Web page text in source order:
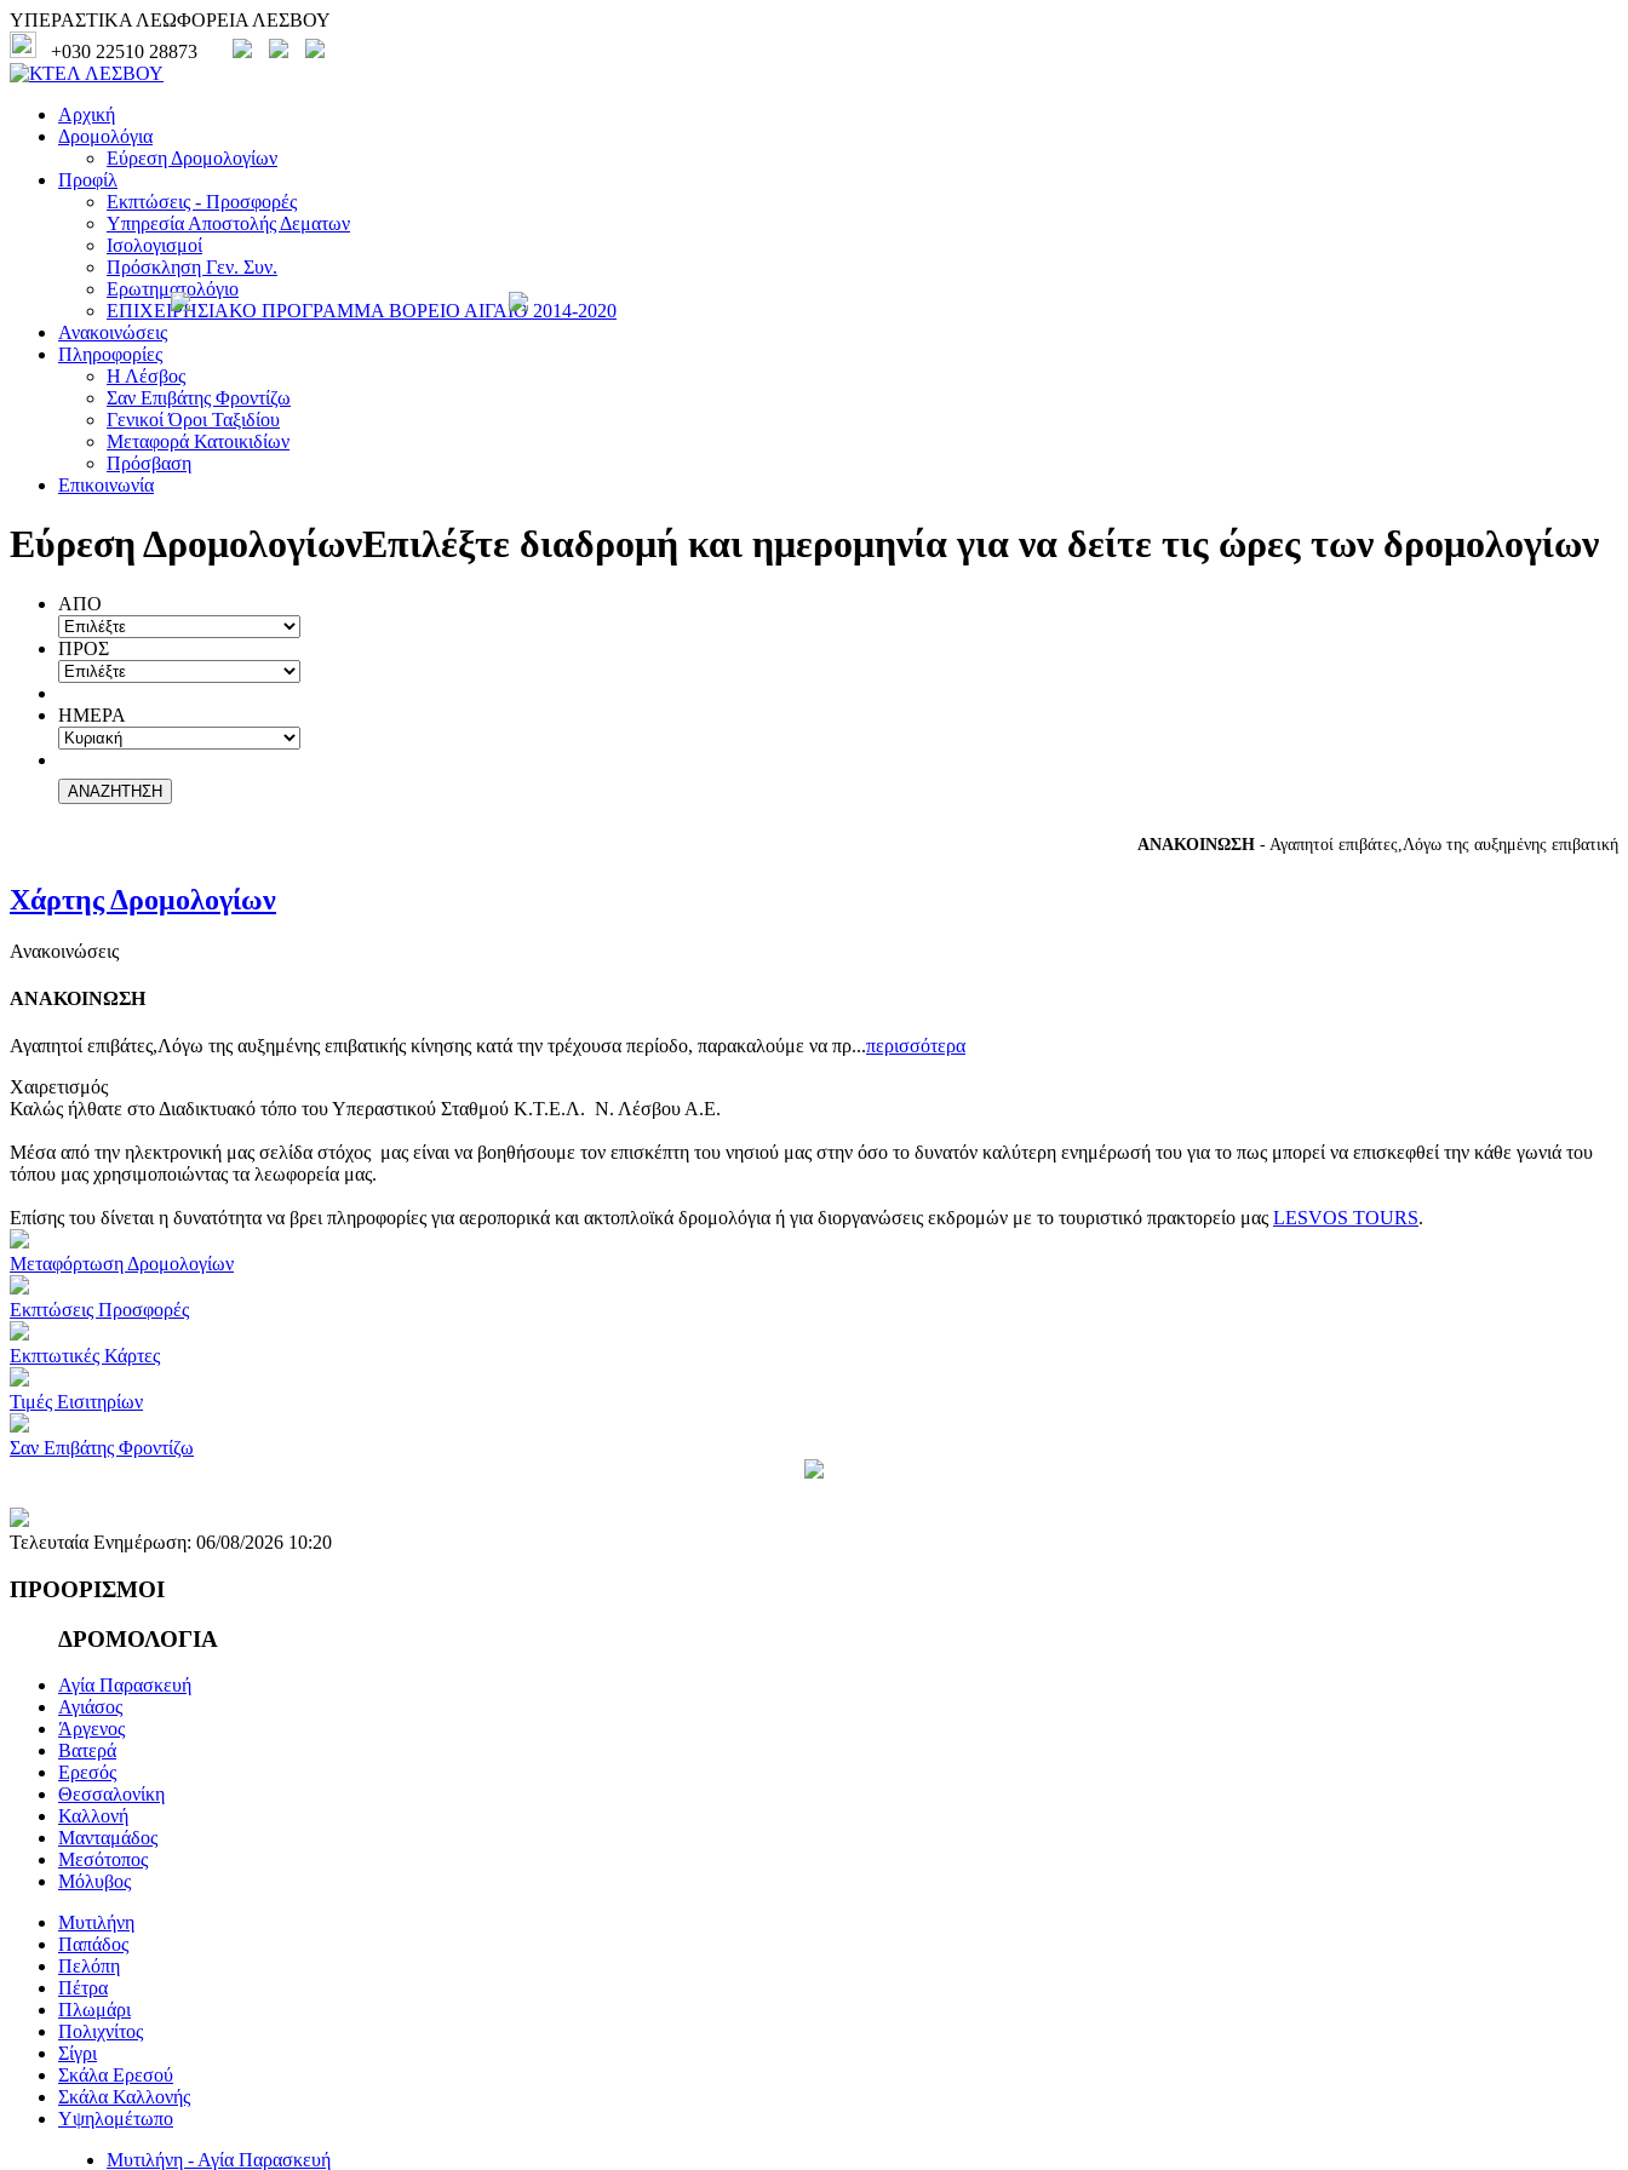
ΥΠΕΡΑΣΤΙΚΑ ΛΕΩΦΟΡΕΙΑ ΛΕΣΒΟΥ
+030 22510 28873
Αρχική
Δρομολόγια
Εύρεση Δρομολογίων
Προφίλ
Εκπτώσεις - Προσφορές
Υπηρεσία Αποστολής Δεματων
Ισολογισμοί
Πρόσκληση Γεν. Συν.
Ερωτηματολόγιο
ΕΠΙΧΕΙΡΗΣΙΑΚΟ ΠΡΟΓΡΑΜΜΑ ΒΟΡΕΙΟ ΑΙΓΑΙΟ 2014-2020
Ανακοινώσεις
Πληροφορίες
Η Λέσβος
Σαν Επιβάτης Φροντίζω
Γενικοί Όροι Ταξιδίου
Μεταφορά Κατοικιδίων
Πρόσβαση
Επικοινωνία
Εύρεση ΔρομολογίωνΕπιλέξτε διαδρομή και ημερομηνία για να δείτε τις ώρες των δρομολογίων
ΑΠΟ
ΠΡΟΣ
ΗΜΕΡΑ
ΑΝΑΚΟΙΝΩΣΗ- Αγαπητοί επιβάτες,Λόγω της αυξημένης επιβατικής
Χάρτης Δρομολογίων
Ανακοινώσεις
ΑΝΑΚΟΙΝΩΣΗ
Αγαπητοί επιβάτες,Λόγω της αυξημένης επιβατικής κίνησης κατά την τρέχουσα περίοδο, παρακαλούμε να πρ...περισσότερα
Χαιρετισμός
Καλώς ήλθατε στο Διαδικτυακό τόπο του Υπεραστικού Σταθμού Κ.Τ.Ε.Λ. Ν. Λέσβου Α.Ε.
Μέσα από την ηλεκτρονική μας σελίδα στόχος μας είναι να βοηθήσουμε τον επισκέπτη του νησιού μας στην όσο το δυνατόν καλύτερη ενημέρωσή του για το πως μπορεί να επισκεφθεί την κάθε γωνιά του
τόπου μας χρησιμοποιώντας τα λεωφορεία μας.
Επίσης του δίνεται η δυνατότητα να βρει πληροφορίες για αεροπορικά και ακτοπλοϊκά δρομολόγια ή για διοργανώσεις εκδρομών με το τουριστικό πρακτορείο μας LESVOS TOURS.
Μεταφόρτωση Δρομολογίων
Εκπτώσεις Προσφορές
Εκπτωτικές Κάρτες
Τιμές Εισιτηρίων
Σαν Επιβάτης Φροντίζω
Τελευταία Ενημέρωση: 06/08/2026 10:20
ΠΡΟΟΡΙΣΜΟΙ
ΔΡΟΜΟΛΟΓΙΑ
Αγία Παρασκευή
Αγιάσος
Άργενος
Βατερά
Ερεσός
Θεσσαλονίκη
Καλλονή
Μανταμάδος
Μεσότοπος
Μόλυβος
Μυτιλήνη
Παπάδος
Πελόπη
Πέτρα
Πλωμάρι
Πολιχνίτος
Σίγρι
Σκάλα Ερεσού
Σκάλα Καλλονής
Υψηλομέτωπο
Μυτιλήνη - Αγία Παρασκευή